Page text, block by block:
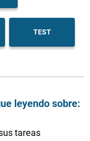
TEST
leyendo sobre:
tareas